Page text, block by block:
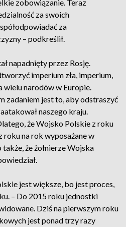
zobowiązanie. Teraz
za swoich
za
– podkreślił.
napadnięty przez Rosję.
imperium zła, imperium,
wielu narodów w Europie.
zadaniem jest to, aby odstraszyć
naszego kraju.
że Wojsko Polskie z roku
roku na rok wyposażane w
że żołnierze Wojska
jest większe, bo jest proces,
– Do 2015 roku jednostki
Dziś na pierwszym roku
jest ponad trzy razy